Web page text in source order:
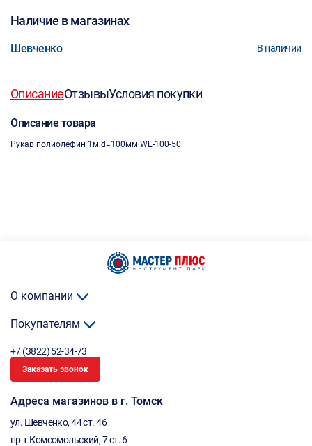
Наличие в магазинах
Шевченко В наличии
ОписаниеОтзывыУсловия покупки
Описание товара
Рукав полиолефин 1м d=100мм WE-100-50
О компании
Покупателям
+7 (3822) 52-34-73
Заказать звонок
Адреса магазинов в г. Томск
ул. Шевченко, 44 ст. 46
пр-т Комсомольский, 7 ст. 6